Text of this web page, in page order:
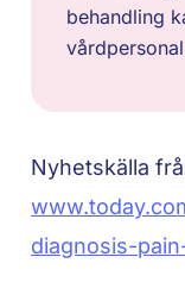
behandling
Nyhetskälla
diagnosis-